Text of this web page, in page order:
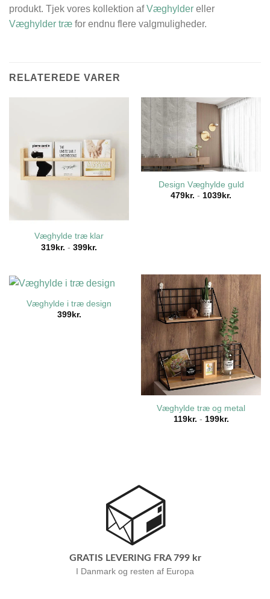
produkt. Tjek vores kollektion afVæghylder eller
Væghylder træ for endnu flere valgmuligheder.
RELATEREDE VARER
Væghylde træ klar
319 kr. - 399 kr.
Design Væghylde guld
479 kr. - 1039 kr.
Væghylde i træ design
399kr.
Væghylde træ og metal
119kr. - 199kr.
GRATIS LEVERING FRA 799 kr
I Danmark og resten af Europa